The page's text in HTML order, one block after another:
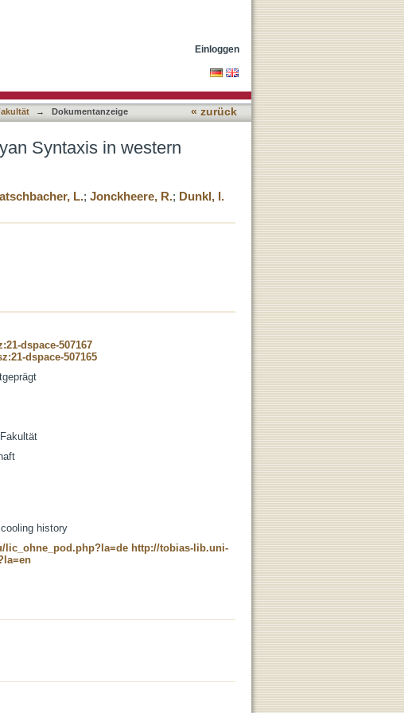
Einloggen
→ Dokumentanzeige « zurück
Syntaxis in western
L.; Jonckheere, R.; Dunkl, I.
dspace-507167
dspace-507165
history
lic_ohne_pod.php?la=de http://tobias-lib.uni-